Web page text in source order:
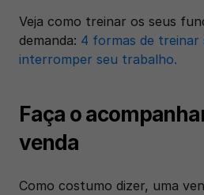
Veja como treinar os seus
demanda: 4 formas de treinar
interromper seu trabalho.
Faça o
venda
Como costumo dizer, uma